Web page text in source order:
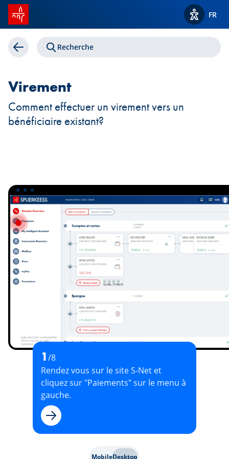
Accueil SPUERKEESS
Afficher
FR
Gérer le quotidien
Retour Recherche
Virement
Comment effectuer un virement vers un
bénéficiaire existant?
MobileDesktop
1/8
Rendez vous sur le site S-Net et
cliquez sur "Paiements" sur le menu à
gauche.
Suivant